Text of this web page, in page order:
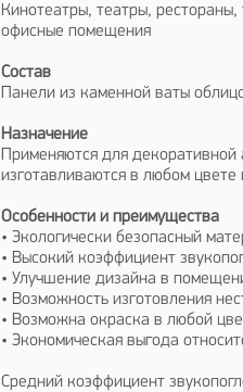
Кинотеатры, театры,
офисные помещения
Состав
Панели из каменной ваты
Назначение
Применяются для
изготавливаются в любом
Особенности и преимущества
• Экологически безопасный
• Высокий коэффициент
• Улучшение дизайна в
• Возможность изготовления
• Возможна окраска в любой
• Экономическая выгода
Средний коэффициент